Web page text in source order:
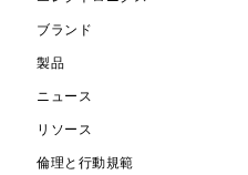
ブランド
製品
ニュース
リソース
倫理と行動規範